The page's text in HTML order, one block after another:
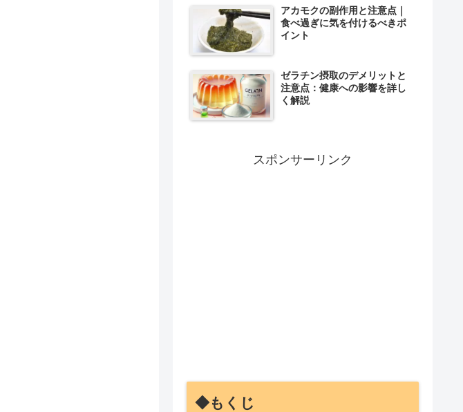
アカモクの副作用と注意点｜
食べ過ぎに気を付けるべきポ
イント
ゼラチン摂取のデメリットと
注意点：健康への影響を詳し
く解説
スポンサーリンク
◆もくじ